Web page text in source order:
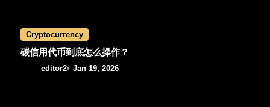
i
o
Cryptocurrency
碳信用代币到底怎么操作？
editor2 Jan 19, 2026